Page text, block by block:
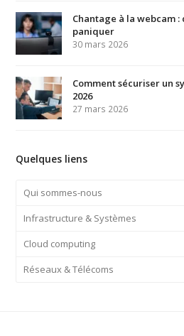
Chantage à la webcam
paniquer
30 mars 2026
Comment sécuriser un
2026
27 mars 2026
Quelques liens
Qui sommes-nous
Infrastructure & Systèmes
Cloud computing
Réseaux & Télécoms